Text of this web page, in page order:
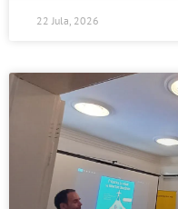
22 Jula, 2026